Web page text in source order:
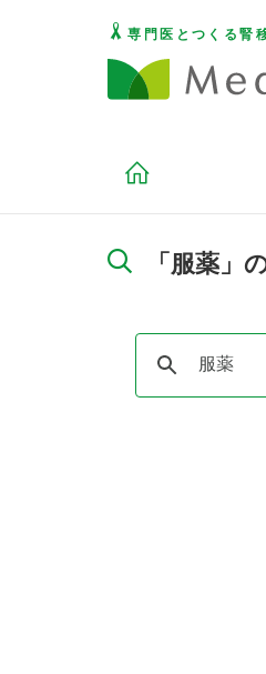
専門医とつくる腎
「服薬」